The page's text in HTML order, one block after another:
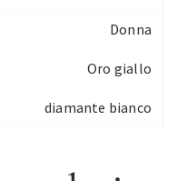
Donna
Oro giallo
diamante bianco